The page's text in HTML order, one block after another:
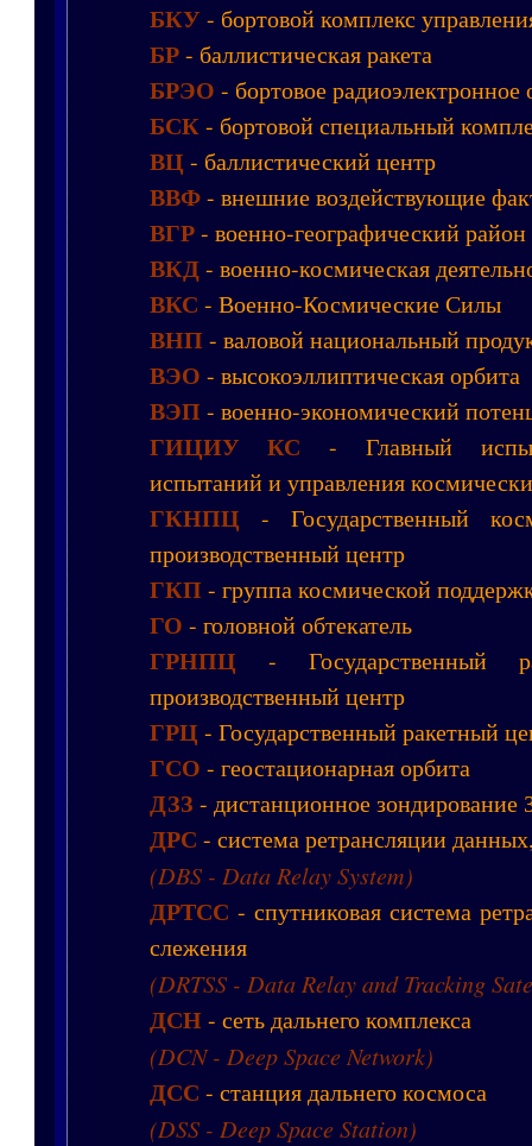
БКУ- бортовой комплекс
БР- баллистическая ракета
БРЭО - бортовое радиоэлектронное
БСК- бортовой специальный
ВЦ- баллистический центр
ВВФ- внешние воздействующие
ВГР- военно-географический район
ВКД- военно-космическая
ВКС - Военно-Космические Силы
ВНП - валовой национальный
ВЭО - высокоэллиптическая орбита
ВЭП - военно-экономический
ГИЦИУ КС - Главный
испытаний и управления
ГКНПЦ- Государственный
производственный центр
ГКП - группа космической
ГО - головной обтекатель
ГРНПЦ- Государственный
производственный центр
ГРЦ- Государственный ракетный
ГСО - геостационарная орбита
ДЗЗ - дистанционное зондирование
ДРС - система ретрансляции
(DBS - Data Relay System)
ДРТСС - спутниковая система
слежения
(DRTSS - Data Relay and Tracking
ДСН- сеть дальнего комплекса
(DCN - Deep Space Network)
ДСС - станция дальнего космоса
(DSS - Deep Space Station)